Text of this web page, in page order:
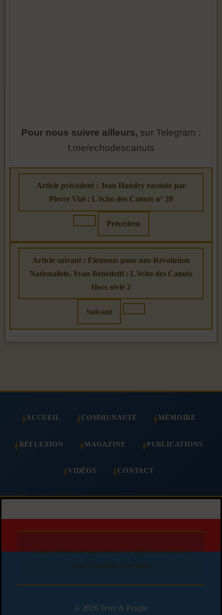
Pour nous suivre ailleurs, sur Telegram :
t.me/echodescanuts
Article précédent : Jean Haudry raconté par
Pierre Vial : L'écho des Canuts n° 29
Précédent
Article suivant : Éléments pour une Révolution
Nationaliste, Yvan Benedetti : L'écho des Canuts
Hors série 2
Suivant
ACCUEIL COMMUNAUTÉ MÉMOIRE
RÉFLEXION MAGAZINE PUBLICATIONS
VIDÉOS CONTACT
Copie d'article autorisée en affichant le lien
vers l'article d'origine
© 2026 Terre & Peuple